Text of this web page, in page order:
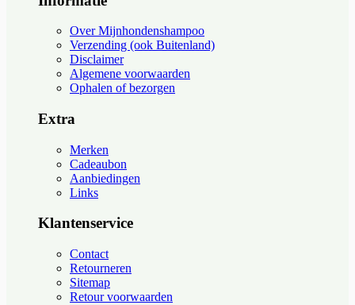
Over Mijnhondenshampoo
Verzending (ook Buitenland)
Disclaimer
Algemene voorwaarden
Ophalen of bezorgen
Extra
Merken
Cadeaubon
Aanbiedingen
Links
Klantenservice
Contact
Retourneren
Sitemap
Retour voorwaarden